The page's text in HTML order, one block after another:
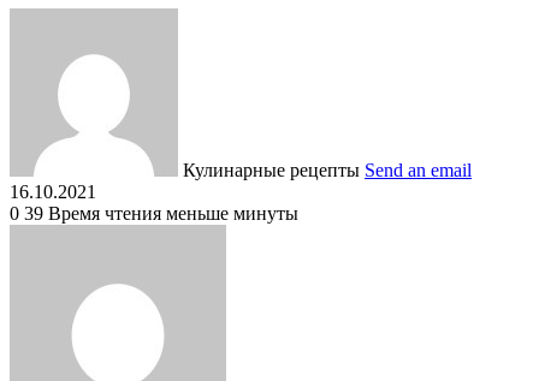
Кулинарные рецепты Send an email
16.10.2021
0 39 Время чтения меньше минуты